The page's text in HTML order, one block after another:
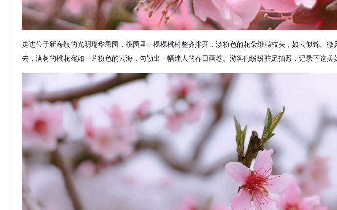
走进位于新海镇的光明瑞华果园，桃园里一棵棵桃树整齐排开，淡粉色的花朵缀满枝头，如云似锦。
去，满树的桃花宛如一片粉色的云海，勾勒出一幅迷人的春日画卷。游客们纷纷驻足拍照，记录下这美